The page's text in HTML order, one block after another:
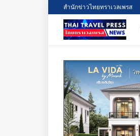
สำนักข่าวไทยทราเวลเพรส